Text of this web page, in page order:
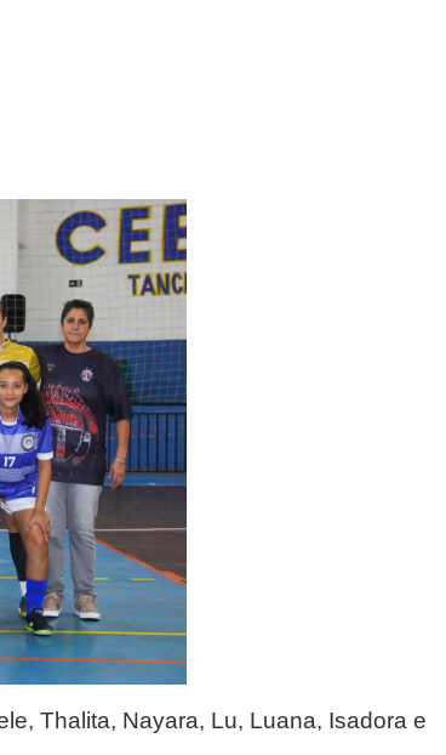
Thalita, Nayara, Lu, Luana, Isadora e